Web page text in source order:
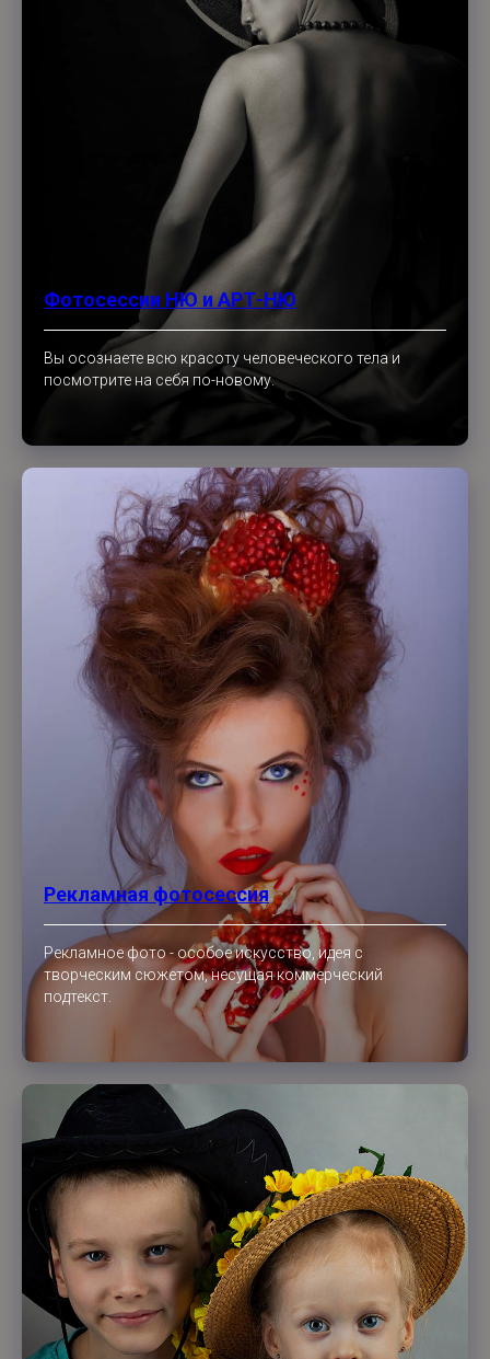
Фотосессии НЮ и АРТ-НЮ
Вы осознаете всю красоту человеческого тела и
посмотрите на себя по-новому.
Рекламная фотосессия
Рекламное фото - особое искусство, идея с
творческим сюжетом, несущая коммерческий
подтекст.